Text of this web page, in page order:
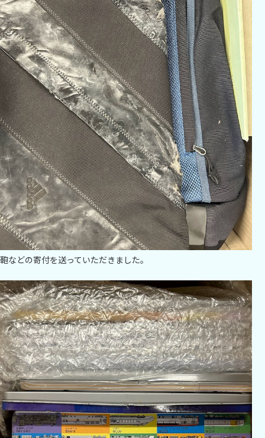
鞄などの寄付を送っていただきました。